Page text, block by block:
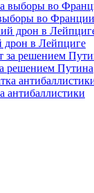
во Франции
дрон в Лейпциге
решением Путина
антибаллистики